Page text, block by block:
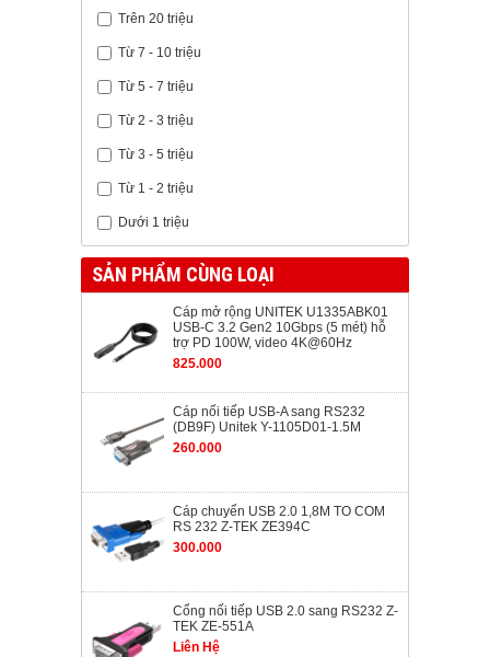
Trên 20 triệu
Từ 7 - 10 triệu
Từ 5 - 7 triệu
Từ 2 - 3 triệu
Từ 3 - 5 triệu
Từ 1 - 2 triệu
Dưới 1 triệu
SẢN PHẨM CÙNG LOẠI
Cáp mở rộng UNITEK U1335ABK01
USB-C 3.2 Gen2 10Gbps (5 mét) hỗ
trợ PD 100W, video 4K@60Hz
825.000
Cáp nối tiếp USB-A sang RS232
(DB9F) Unitek Y-1105D01-1.5M
260.000
Cáp chuyển USB 2.0 1,8M TO COM
RS 232 Z-TEK ZE394C
300.000
Cổng nối tiếp USB 2.0 sang RS232 Z-
TEK ZE-551A
Liên Hệ